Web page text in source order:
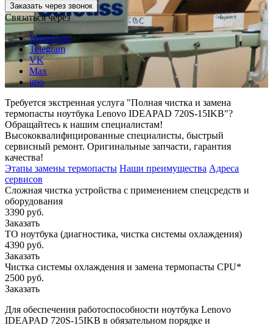
Заказать через звонок
Связаться через
WhatsApp
Telegram
VK
Max
imo
Требуется экстренная услуга "Полная чистка и замена
термопасты ноутбука Lenovo IDEAPAD 720S-15IKB"?
Обращайтесь к нашим специалистам!
Высококвалифицированные специалисты, быстрый
сервисный ремонт. Оригинальные запчасти, гарантия
качества!
Этапы замены термопасты Наши преимущества Адреса
сервисов
Сложная чистка устройства с применением спецсредств и
оборудования
3390 руб.
Заказать
ТО ноутбука (диагностика, чистка системы охлаждения)
4390 руб.
Заказать
Чистка системы охлаждения и замена термопасты CPU*
2500 руб.
Заказать
Для обеспечения работоспособности ноутбука Lenovo
IDEAPAD 720S-15IKB в обязательном порядке и